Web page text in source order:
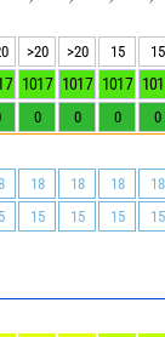
>20 >20 15 15
1017 1017 1017
0 0 0 0
18 18 18
18
15 15 15 15